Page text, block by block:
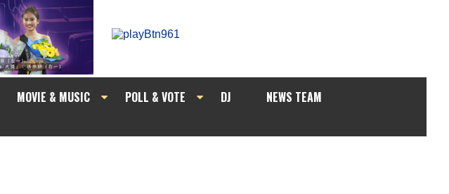
MOVIE & MUSIC POLL & VOTE DJ
NEWS TEAM